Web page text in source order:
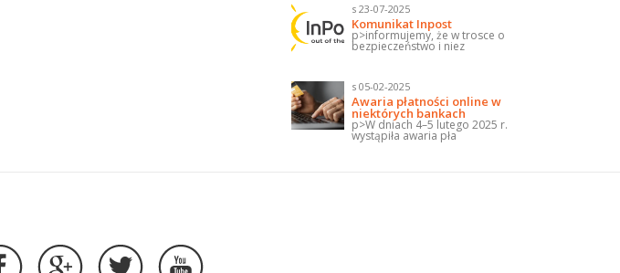
s 23-07-2025
Komunikat Inpost
p>informujemy, że w trosce o
bezpieczeństwo i niez
s 05-02-2025
Awaria płatności online w
niektórych bankach
p>W dniach 4–5 lutego 2025 r.
wystąpiła awaria pła